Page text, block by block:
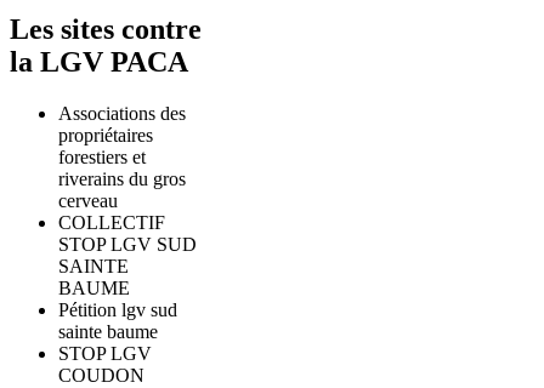
Les sites contre
la LGV PACA
Associations des
propriétaires
forestiers et
riverains du gros
cerveau
COLLECTIF
STOP LGV SUD
SAINTE
BAUME
Pétition lgv sud
sainte baume
STOP LGV
COUDON